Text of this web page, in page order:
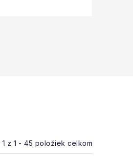
1 z 1 - 45 položiek celkom